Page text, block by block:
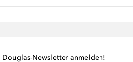
Douglas-Newsletter anmelden!